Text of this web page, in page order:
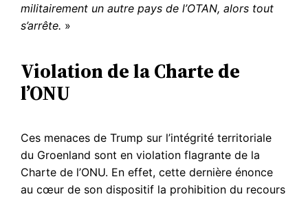
militairement un autre pays de l’OTAN, alors tout
s’arrête. »
Violation de la Charte de
l’ONU
Ces menaces de Trump sur l’intégrité territoriale
du Groenland sont en violation flagrante de la
Charte de l’ONU. En effet, cette dernière énonce
au cœur de son dispositif la prohibition du recours